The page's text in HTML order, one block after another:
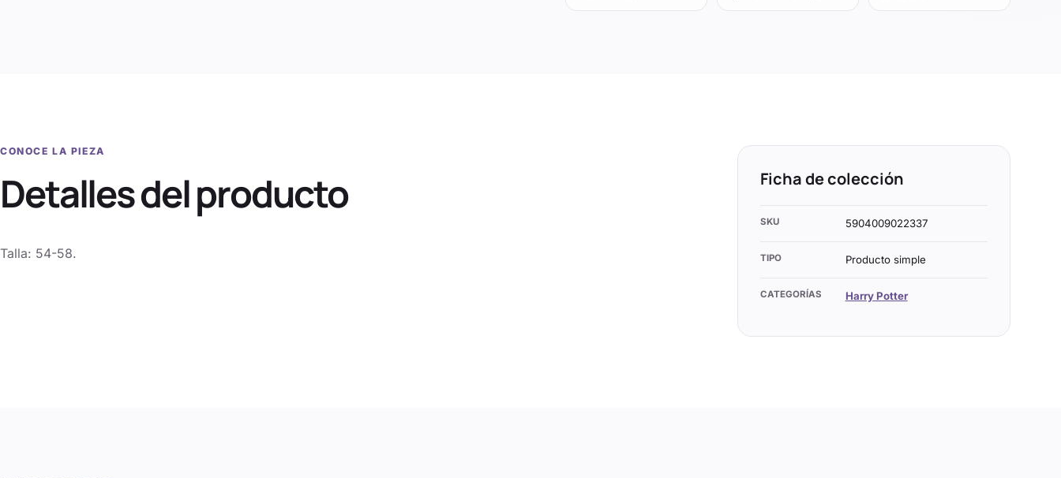
CONOCE LA PIEZA
Detalles del producto
Talla: 54-58.
Ficha de colección
SKU 5904009022337
TIPO Producto simple
CATEGORÍAS Harry Potter